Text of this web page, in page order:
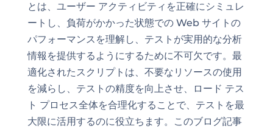
とは、ユーザー アクティビティを正確にシミュレ
ートし、負荷がかかった状態での Web サイトの
パフォーマンスを理解し、テストが実用的な分析
情報を提供するようにするために不可欠です。最
適化されたスクリプトは、不要なリソースの使用
を減らし、テストの精度を向上させ、ロード テス
ト プロセス全体を合理化することで、テストを最
大限に活用するのに役立ちます。このブログ記事